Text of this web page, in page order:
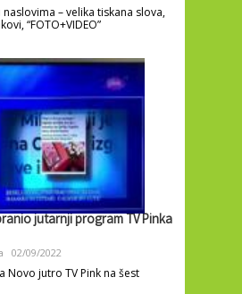
naslovima – velika tiskana slova,
“FOTO+VIDEO”
jutarnji program TV Pinka
02/09/2022
Novo jutro TV Pink na šest